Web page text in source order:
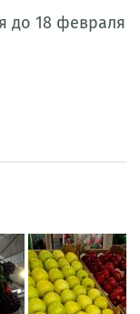
до 18 февраля